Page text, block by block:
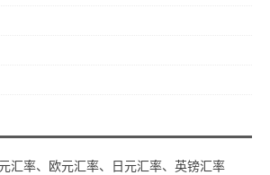
汇率、欧元汇率、日元汇率、英镑汇率